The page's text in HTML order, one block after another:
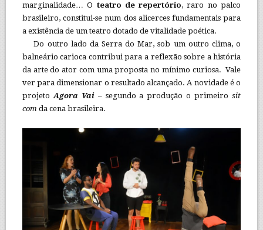
marginalidade… O teatro de repertório, raro no palco
brasileiro, constitui-se num dos alicerces fundamentais para
a existência de um teatro dotado de vitalidade poética.
Do outro lado da Serra do Mar, sob um outro clima, o
balneário carioca contribui para a reflexão sobre a história
da arte do ator com uma proposta no mínimo curiosa. Vale
ver para dimensionar o resultado alcançado. A novidade é o
projetoAgora Vai– segundo a produção o primeirosit
comda cena brasileira.